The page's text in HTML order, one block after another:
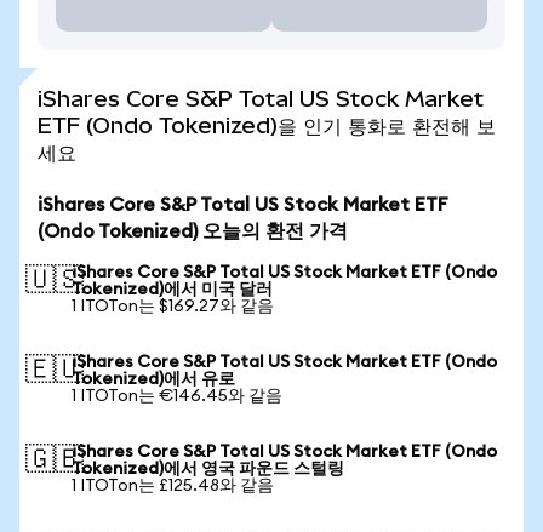
iShares Core S&P Total US Stock Market
ETF (Ondo Tokenized)을 인기 통화로 환전해 보
세요
iShares Core S&P Total US Stock Market ETF
(Ondo Tokenized) 오늘의 환전 가격
🇺🇸iShares Core S&P Total US Stock Market ETF (Ondo
Tokenized)에서 미국 달러
1 ITOTon는 $169.27와 같음
🇪🇺iShares Core S&P Total US Stock Market ETF (Ondo
Tokenized)에서 유로
1 ITOTon는 €146.45와 같음
🇬🇧iShares Core S&P Total US Stock Market ETF (Ondo
Tokenized)에서 영국 파운드 스털링
1 ITOTon는 £125.48와 같음